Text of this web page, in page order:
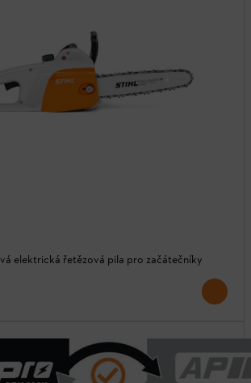
elektrická řetězová pila pro začátečníky